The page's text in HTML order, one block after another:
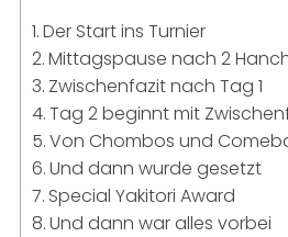
Der Start ins Turnier
Mittagspause nach 2
Zwischenfazit nach Tag 1
Tag 2 beginnt mit
Von Chombos und
Und dann wurde gesetzt
Special Yakitori Award
Und dann war alles vorbei